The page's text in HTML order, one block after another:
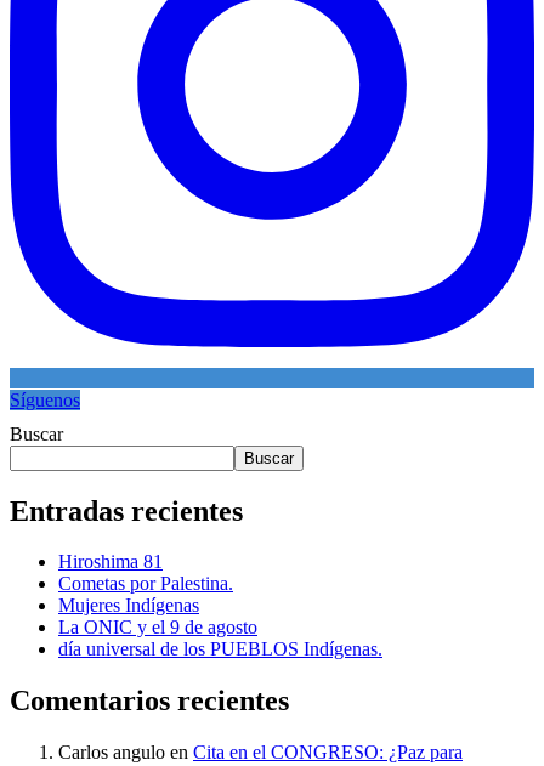
Síguenos
Buscar
Buscar
Entradas recientes
Hiroshima 81
Cometas por Palestina.
Mujeres Indígenas
La ONIC y el 9 de agosto
día universal de los PUEBLOS Indígenas.
Comentarios recientes
Carlos angulo en Cita en el CONGRESO: ¿Paz para